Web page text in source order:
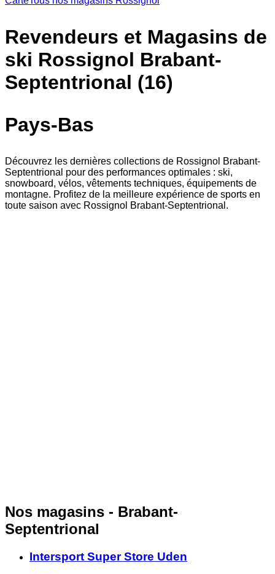
Revendeurs et Magasins de
ski Rossignol Brabant-
Septentrional (16)
Pays-Bas
Découvrez les dernières collections de Rossignol Brabant-
Septentrional pour des performances optimales : ski,
snowboard, vélos, vêtements techniques, équipements de
montagne. Profitez de la meilleure expérience de sports en
toute saison avec Rossignol Brabant-Septentrional.
Nos magasins - Brabant-
Septentrional
Intersport Super Store Uden